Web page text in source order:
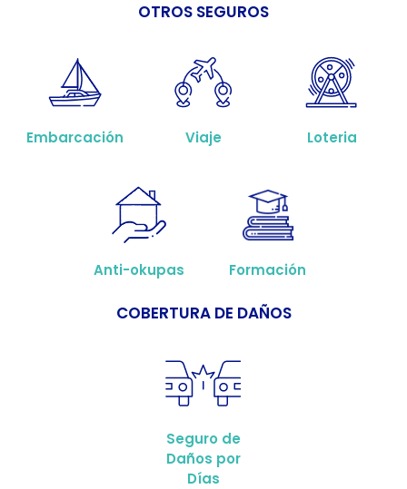
OTROS SEGUROS
Embarcación Viaje Loteria
Anti-okupas Formación
COBERTURA DE DAÑOS
Seguro de
Daños por
Días